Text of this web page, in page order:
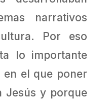
narrativos
Por eso
lo importante
el que poner
Jesús y porque